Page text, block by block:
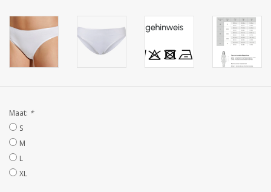
Huis en nacht kledij ( HEREN
Kledij
Stof per meter
Maat: *
S
M
L
XL